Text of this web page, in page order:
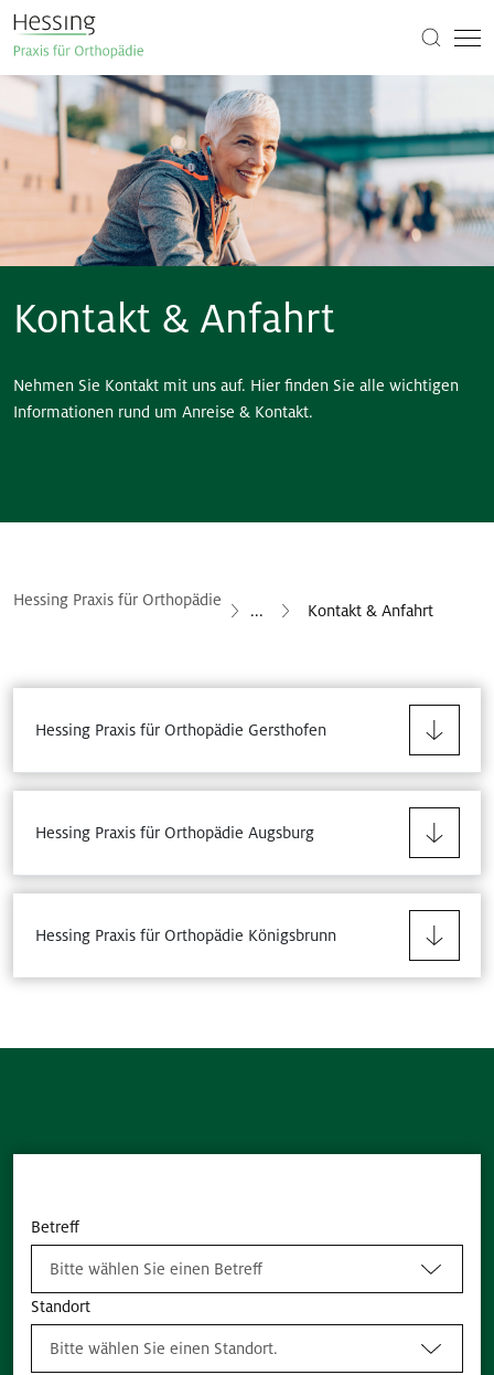
Kontakt & Anfahrt
Nehmen Sie Kontakt mit uns auf. Hier finden Sie alle wichtigen
Informationen rund um Anreise & Kontakt.
Hessing Praxis für Orthopädie
... Kontakt & Anfahrt
Hessing Praxis für Orthopädie Gersthofen
Hessing Praxis für Orthopädie Augsburg
Hessing Praxis für Orthopädie Königsbrunn
Betreff
Bitte wählen Sie einen Betreff
Standort
Bitte wählen Sie einen Standort.